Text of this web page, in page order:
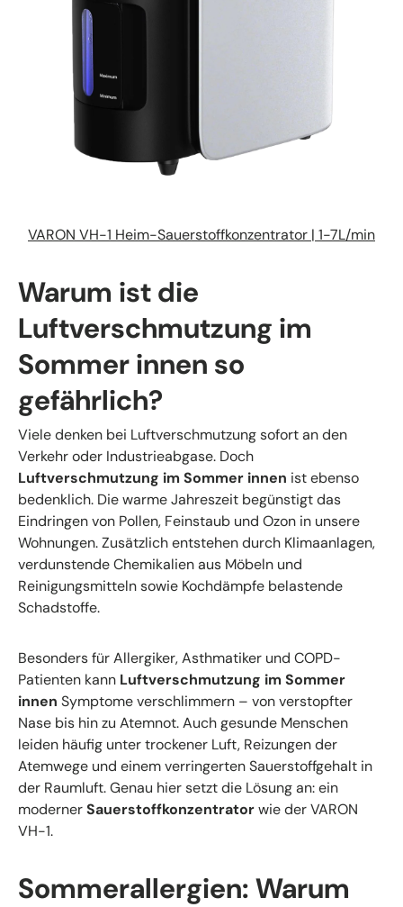
VARON VH-1 Heim-Sauerstoffkonzentrator | 1-7L/min
Warum ist die
Luftverschmutzung im
Sommer innen so
gefährlich?
Viele denken bei Luftverschmutzung sofort an den
Verkehr oder Industrieabgase. Doch
Luftverschmutzung im Sommer innen ist ebenso
bedenklich. Die warme Jahreszeit begünstigt das
Eindringen von Pollen, Feinstaub und Ozon in unsere
Wohnungen. Zusätzlich entstehen durch Klimaanlagen,
verdunstende Chemikalien aus Möbeln und
Reinigungsmitteln sowie Kochdämpfe belastende
Schadstoffe.
Besonders für Allergiker, Asthmatiker und COPD-
Patienten kann Luftverschmutzung im Sommer
innen Symptome verschlimmern – von verstopfter
Nase bis hin zu Atemnot. Auch gesunde Menschen
leiden häufig unter trockener Luft, Reizungen der
Atemwege und einem verringerten Sauerstoffgehalt in
der Raumluft. Genau hier setzt die Lösung an: ein
modernerSauerstoffkonzentratorwie der VARON
VH-1.
Sommerallergien: Warum